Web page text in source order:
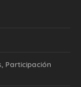
Participación